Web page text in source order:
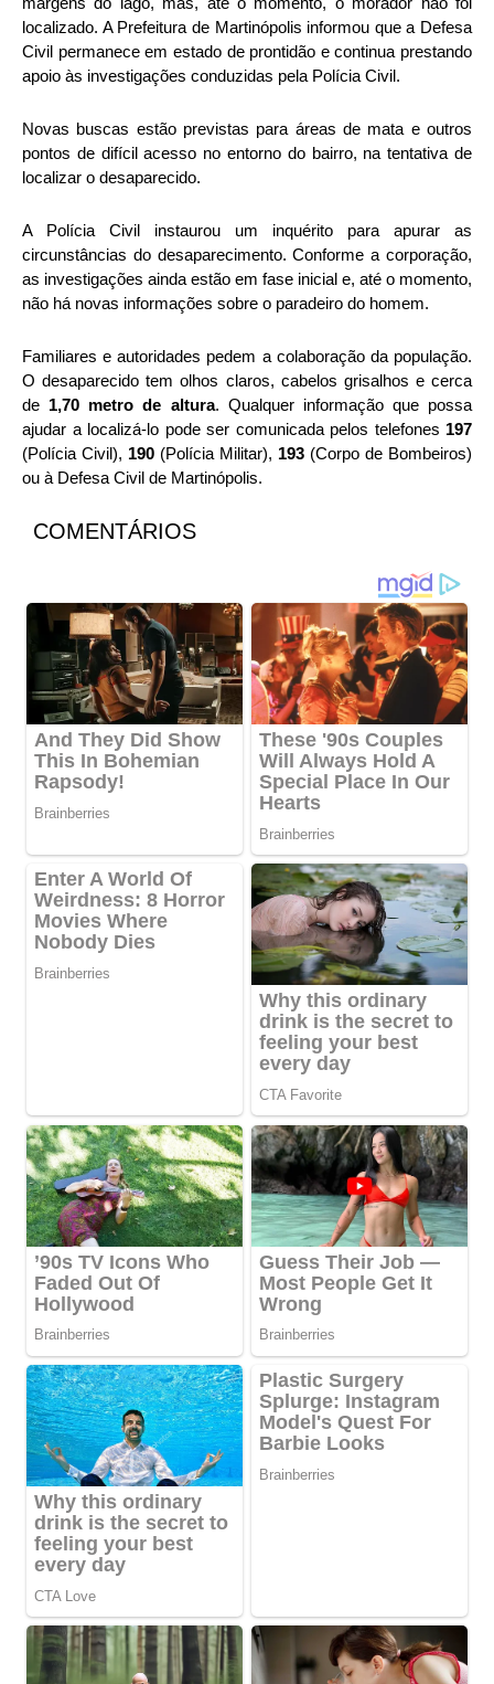
localizado. A Prefeitura de Martinópolis informou que a Defesa
Civil permanece em estado de prontidão e continua prestando
apoio às investigações conduzidas pela Polícia Civil.
Novas buscas estão previstas para áreas de mata e outros
pontos de difícil acesso no entorno do bairro, na tentativa de
localizar o desaparecido.
A Polícia Civil instaurou um inquérito para apurar as
circunstâncias do desaparecimento. Conforme a corporação,
as investigações ainda estão em fase inicial e, até o momento,
não há novas informações sobre o paradeiro do homem.
Familiares e autoridades pedem a colaboração da população.
O desaparecido tem olhos claros, cabelos grisalhos e cerca
de 1,70 metro de altura. Qualquer informação que possa
ajudar a localizá-lo pode ser comunicada pelos telefones 197
(Polícia Civil), 190 (Polícia Militar), 193 (Corpo de Bombeiros)
ou à Defesa Civil de Martinópolis.
COMENTÁRIOS